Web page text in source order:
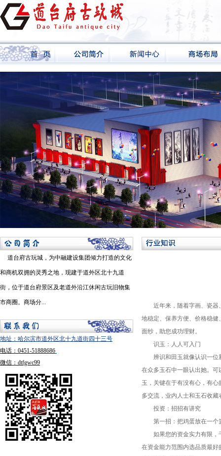
道台府古玩城，为中融建设集团倾力打造的文化
和商机双拥的灵秀之地，现建于道外区北十九道
街，位于道台府景区及老道外沿江休闲古玩旧物集
市商圈。商场分...
地址：哈尔滨市道外区北十九道街四十三号
电话：0451-51888686
微信：dtfgwc99
近年来，随着字画、瓷器、
地稳定、保养方便、价格稳
面纱，助您成功理财。
识玉：人人可入门
辨识和田玉就像认识一位新
在众多玉石中一眼认出她。
玉，关键在于有没有心，有
多交流，业内人士和玉石收
投资：招招有讲究
第一招：把鸡蛋放在一个
如果您的资金实力有限，千
在资金能力范围内选品质最